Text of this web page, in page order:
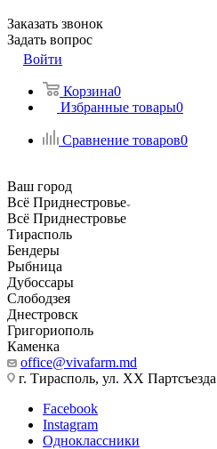
Заказать звонок
Задать вопрос
Войти
Корзина0
Избранные товары0
Сравнение товаров0
Ваш город
Всё Приднестровье
Всё Приднестровье
Тирасполь
Бендеры
Рыбница
Дубоссары
Слободзея
Днестровск
Григориополь
Каменка
office@vivafarm.md
г. Тирасполь, ул. ХХ
Facebook
Instagram
Одноклассники